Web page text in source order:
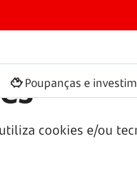
Poupanças e
cookies e/ou